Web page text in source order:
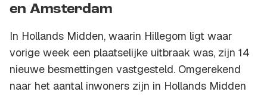
en Amsterdam
In Hollands Midden, waarin Hillegom ligt waar
vorige week een plaatselijke uitbraak was, zijn 14
nieuwe besmettingen vastgesteld. Omgerekend
naar het aantal inwoners zijn in Hollands Midden